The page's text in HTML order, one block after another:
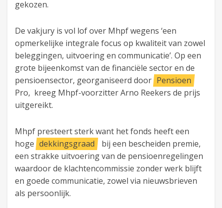
gekozen.
De vakjury is vol lof over Mhpf wegens ‘een
opmerkelijke integrale focus op kwaliteit van zowel
beleggingen, uitvoering en communicatie’. Op een
grote bijeenkomst van de financiële sector en de
pensioensector, georganiseerd door Pensioen
Pro, kreeg Mhpf-voorzitter Arno Reekers de prijs
uitgereikt.
Mhpf presteert sterk want het fonds heeft een
hoge dekkingsgraad bij een bescheiden premie,
een strakke uitvoering van de pensioenregelingen
waardoor de klachtencommissie zonder werk blijft
en goede communicatie, zowel via nieuwsbrieven
als persoonlijk.